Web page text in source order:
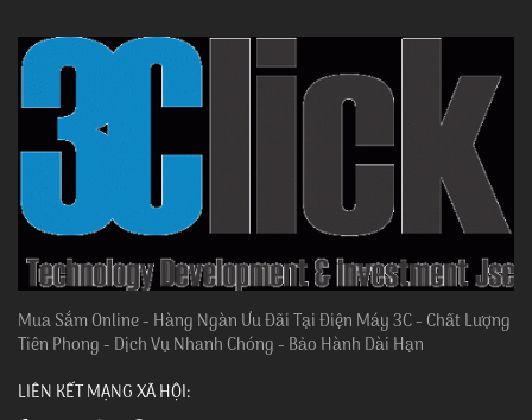
Mua Sắm Online - Hàng Ngàn Ưu Đãi Tại Điện Máy 3C - Chất Lượng
Tiên Phong - Dịch Vụ Nhanh Chóng - Bảo Hành Dài Hạn
LIÊN KẾT MẠNG XÃ HỘI: